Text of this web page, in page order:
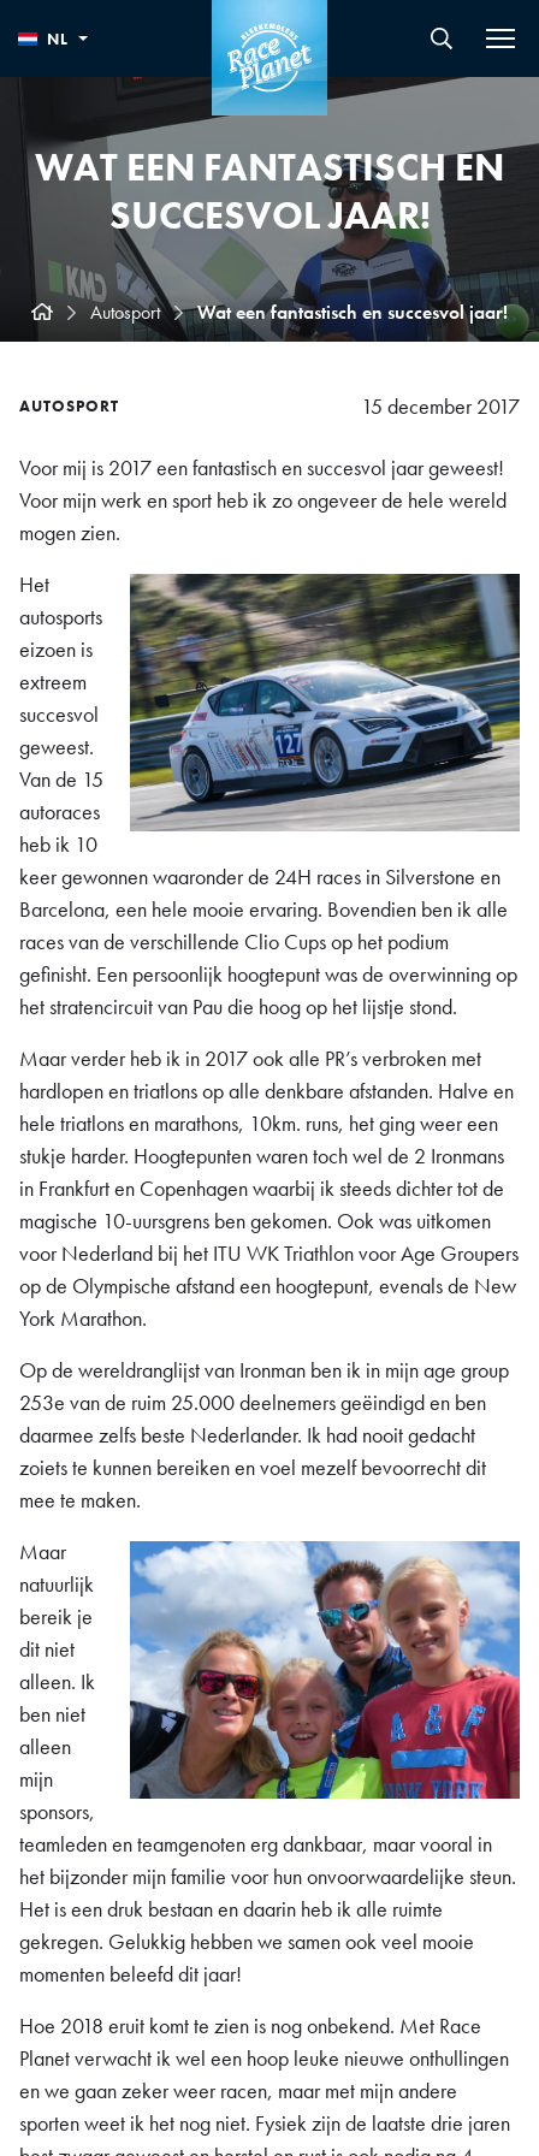
NL
WAT EEN FANTASTISCH EN
SUCCESVOL JAAR!
Autosport Wat een fantastisch en succesvol jaar!
AUTOSPORT 15 december 2017
Voor mij is 2017 een fantastisch en succesvol jaar geweest!
Voor mijn werk en sport heb ik zo ongeveer de hele wereld
mogen zien.
Het
autosports
eizoen is
extreem
succesvol
geweest.
Van de 15
autoraces
heb ik 10
keer gewonnen waaronder de 24H races in Silverstone en
Barcelona, een hele mooie ervaring. Bovendien ben ik alle
races van de verschillende Clio Cups op het podium
gefinisht. Een persoonlijk hoogtepunt was de overwinning op
het stratencircuit van Pau die hoog op het lijstje stond.
Maar verder heb ik in 2017 ook alle PR’s verbroken met
hardlopen en triatlons op alle denkbare afstanden. Halve en
hele triatlons en marathons, 10km. runs, het ging weer een
stukje harder. Hoogtepunten waren toch wel de 2 Ironmans
in Frankfurt en Copenhagen waarbij ik steeds dichter tot de
magische 10-uursgrens ben gekomen. Ook was uitkomen
voor Nederland bij het ITU WK Triathlon voor Age Groupers
op de Olympische afstand een hoogtepunt, evenals de New
York Marathon.
Op de wereldranglijst van Ironman ben ik in mijn age group
253e van de ruim 25.000 deelnemers geëindigd en ben
daarmee zelfs beste Nederlander. Ik had nooit gedacht
zoiets te kunnen bereiken en voel mezelf bevoorrecht dit
mee te maken.
Maar
natuurlijk
bereik je
dit niet
alleen. Ik
ben niet
alleen
mijn
sponsors,
teamleden en teamgenoten erg dankbaar, maar vooral in
het bijzonder mijn familie voor hun onvoorwaardelijke steun.
Het is een druk bestaan en daarin heb ik alle ruimte
gekregen. Gelukkig hebben we samen ook veel mooie
momenten beleefd dit jaar!
Hoe 2018 eruit komt te zien is nog onbekend. Met Race
Planet verwacht ik wel een hoop leuke nieuwe onthullingen
en we gaan zeker weer racen, maar met mijn andere
sporten weet ik het nog niet. Fysiek zijn de laatste drie jaren